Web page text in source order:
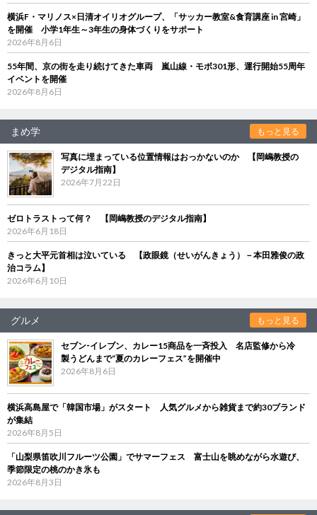
横浜F・マリノス×日清オイリオグループ、「サッカー教室&食育講座 in 宮崎」
を開催 小学1年生～3年生の身体づくりをサポート
2026年8月6日
55年間、京の街を走り続けてきた車両 嵐山線・モボ301形、運行開始55周年
イベントを開催
2026年8月6日
まめ学 もっと見る
写真に埋まっている位置情報はおっかないのか 【岡嶋教授の
デジタル指南】
2026年7月22日
ゼロトラストって何？ 【岡嶋教授のデジタル指南】
2026年6月18日
きっと大平元首相は泣いている 【政眼鏡（せいがんきょう）－本田雅俊の政
治コラム】
2026年6月10日
グルメ もっと見る
セブン‐イレブン、カレー15商品を一斉投入 名店監修から冷
製うどんまで“夏のカレーフェス”を開催中
2026年8月6日
横浜高島屋で「韓国市場」がスタート 人気グルメから雑貨まで約30ブランド
が集結
2026年8月5日
「山梨県笛吹川フルーツ公園」でサマーフェス 富士山を眺めながら水遊び、
季節限定の桃のかき氷も
2026年8月3日